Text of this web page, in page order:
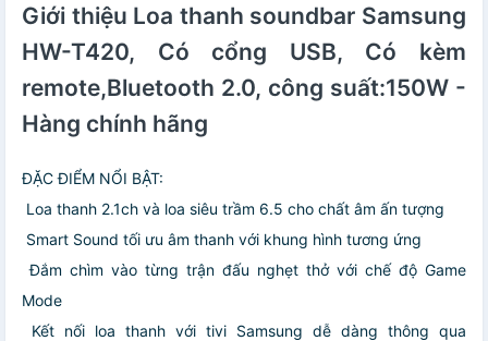
Giới thiệu Loa thanh soundbar Samsung
HW-T420, Có cổng USB, Có kèm
remote,Bluetooth 2.0, công suất:150W -
Hàng chính hãng
ĐẶC ĐIỂM NỔI BẬT:
️ Loa thanh 2.1ch và loa siêu trầm 6.5 cho chất âm ấn tượng
️ Smart Sound tối ưu âm thanh với khung hình tương ứng
️ Đắm chìm vào từng trận đấu nghẹt thở với chế độ Game
Mode
️ Kết nối loa thanh với tivi Samsung dễ dàng thông qua